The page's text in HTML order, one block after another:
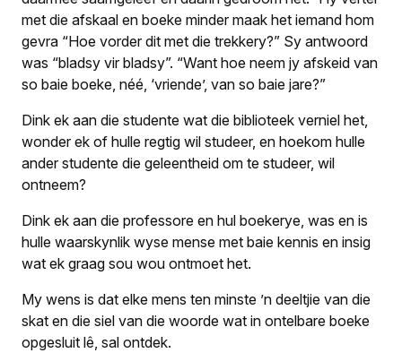
met die afskaal en boeke minder maak het iemand hom
gevra “Hoe vorder dit met die trekkery?” Sy antwoord
was “bladsy vir bladsy”. “Want hoe neem jy afskeid van
so baie boeke, néé, ‘vriende’, van so baie jare?”
Dink ek aan die studente wat die biblioteek verniel het,
wonder ek of hulle regtig wil studeer, en hoekom hulle
ander studente die geleentheid om te studeer, wil
ontneem?
Dink ek aan die professore en hul boekerye, was en is
hulle waarskynlik wyse mense met baie kennis en insig
wat ek graag sou wou ontmoet het.
My wens is dat elke mens ten minste ’n deeltjie van die
skat en die siel van die woorde wat in ontelbare boeke
opgesluit lê, sal ontdek.